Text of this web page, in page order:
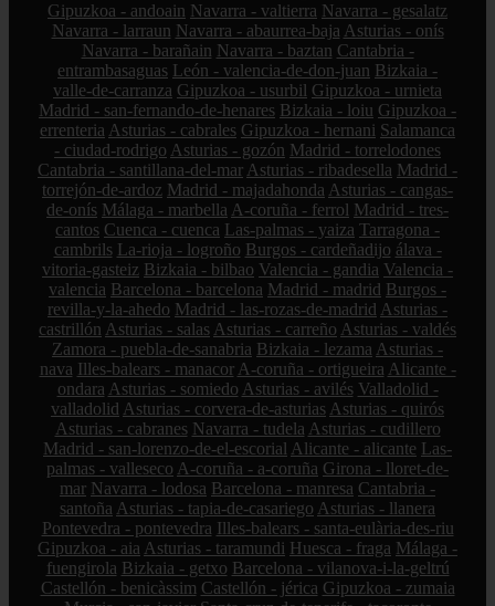
Gipuzkoa - andoain Navarra - valtierra Navarra - gesalatz
Navarra - larraun Navarra - abaurrea-baja Asturias - onís
Navarra - barañain Navarra - baztan Cantabria -
entrambasaguas León - valencia-de-don-juan Bizkaia -
valle-de-carranza Gipuzkoa - usurbil Gipuzkoa - urnieta
Madrid - san-fernando-de-henares Bizkaia - loiu Gipuzkoa -
errenteria Asturias - cabrales Gipuzkoa - hernani Salamanca
- ciudad-rodrigo Asturias - gozón Madrid - torrelodones
Cantabria - santillana-del-mar Asturias - ribadesella Madrid -
torrejón-de-ardoz Madrid - majadahonda Asturias - cangas-
de-onís Málaga - marbella A-coruña - ferrol Madrid - tres-
cantos Cuenca - cuenca Las-palmas - yaiza Tarragona -
cambrils La-rioja - logroño Burgos - cardeñadijo álava -
vitoria-gasteiz Bizkaia - bilbao Valencia - gandia Valencia -
valencia Barcelona - barcelona Madrid - madrid Burgos -
revilla-y-la-ahedo Madrid - las-rozas-de-madrid Asturias -
castrillón Asturias - salas Asturias - carreño Asturias - valdés
Zamora - puebla-de-sanabria Bizkaia - lezama Asturias -
nava Illes-balears - manacor A-coruña - ortigueira Alicante -
ondara Asturias - somiedo Asturias - avilés Valladolid -
valladolid Asturias - corvera-de-asturias Asturias - quirós
Asturias - cabranes Navarra - tudela Asturias - cudillero
Madrid - san-lorenzo-de-el-escorial Alicante - alicante Las-
palmas - valleseco A-coruña - a-coruña Girona - lloret-de-
mar Navarra - lodosa Barcelona - manresa Cantabria -
santoña Asturias - tapia-de-casariego Asturias - llanera
Pontevedra - pontevedra Illes-balears - santa-eulària-des-riu
Gipuzkoa - aia Asturias - taramundi Huesca - fraga Málaga -
fuengirola Bizkaia - getxo Barcelona - vilanova-i-la-geltrú
Castellón - benicàssim Castellón - jérica Gipuzkoa - zumaia